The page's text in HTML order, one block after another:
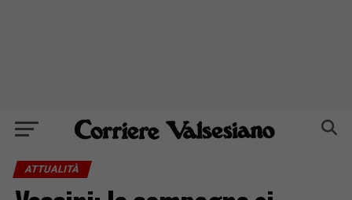
ATTUALITÀ